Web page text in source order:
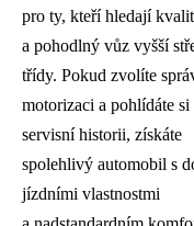
pro ty, kteří hledají
a pohodlný vůz vyšší
třídy. Pokud zvolíte
motorizaci a pohlídáte si
servisní historii, získáte
spolehlivý automobil s
jízdními vlastnostmi